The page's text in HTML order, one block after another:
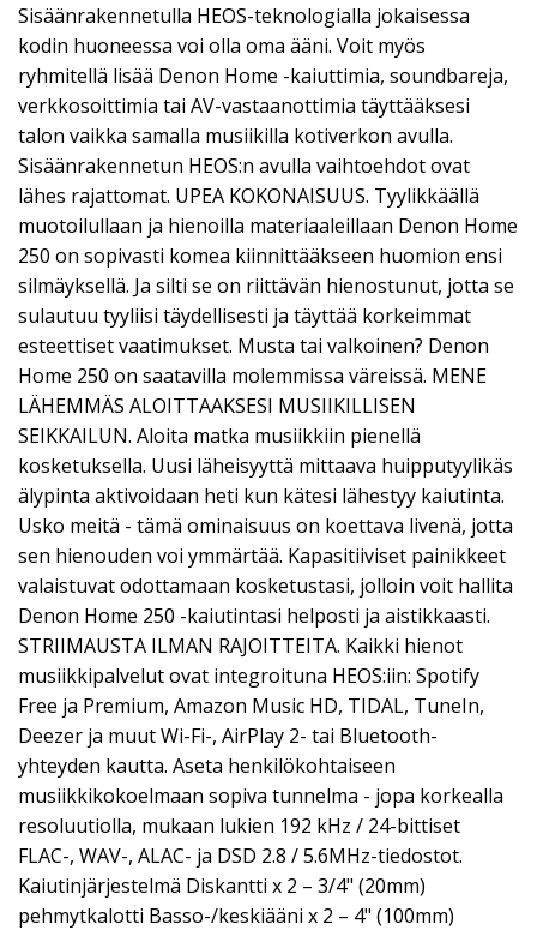
Sisäänrakennetulla HEOS-teknologialla jokaisessa
kodin huoneessa voi olla oma ääni. Voit myös
ryhmitellä lisää Denon Home -kaiuttimia, soundbareja,
verkkosoittimia tai AV-vastaanottimia täyttääksesi
talon vaikka samalla musiikilla kotiverkon avulla.
Sisäänrakennetun HEOS:n avulla vaihtoehdot ovat
lähes rajattomat. UPEA KOKONAISUUS. Tyylikkäällä
muotoilullaan ja hienoilla materiaaleillaan Denon Home
250 on sopivasti komea kiinnittääkseen huomion ensi
silmäyksellä. Ja silti se on riittävän hienostunut, jotta se
sulautuu tyyliisi täydellisesti ja täyttää korkeimmat
esteettiset vaatimukset. Musta tai valkoinen? Denon
Home 250 on saatavilla molemmissa väreissä. MENE
LÄHEMMÄS ALOITTAAKSESI MUSIIKILLISEN
SEIKKAILUN. Aloita matka musiikkiin pienellä
kosketuksella. Uusi läheisyyttä mittaava huipputyylikäs
älypinta aktivoidaan heti kun kätesi lähestyy kaiutinta.
Usko meitä - tämä ominaisuus on koettava livenä, jotta
sen hienouden voi ymmärtää. Kapasitiiviset painikkeet
valaistuvat odottamaan kosketustasi, jolloin voit hallita
Denon Home 250 -kaiutintasi helposti ja aistikkaasti.
STRIIMAUSTA ILMAN RAJOITTEITA. Kaikki hienot
musiikkipalvelut ovat integroituna HEOS:iin: Spotify
Free ja Premium, Amazon Music HD, TIDAL, TuneIn,
Deezer ja muut Wi-Fi-, AirPlay 2- tai Bluetooth-
yhteyden kautta. Aseta henkilökohtaiseen
musiikkikokoelmaan sopiva tunnelma - jopa korkealla
resoluutiolla, mukaan lukien 192 kHz / 24-bittiset
FLAC-, WAV-, ALAC- ja DSD 2.8 / 5.6MHz-tiedostot.
Kaiutinjärjestelmä Diskantti x 2 – 3/4" (20mm)
pehmytkalotti Basso-/keskiääni x 2 – 4" (100mm)